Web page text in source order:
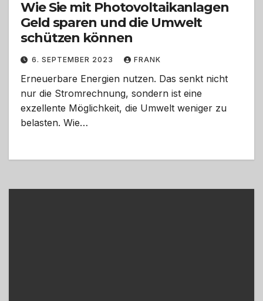
Wie Sie mit Photovoltaikanlagen
Geld sparen und die Umwelt
schützen können
6. SEPTEMBER 2023 FRANK
Erneuerbare Energien nutzen. Das senkt nicht
nur die Stromrechnung, sondern ist eine
exzellente Möglichkeit, die Umwelt weniger zu
belasten. Wie…